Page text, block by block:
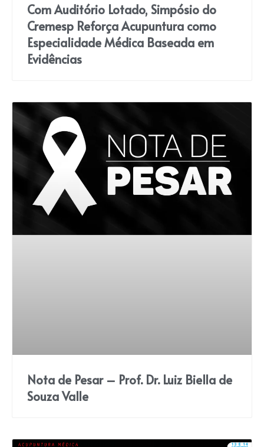
Com Auditório Lotado, Simpósio do
Cremesp Reforça Acupuntura como
Especialidade Médica Baseada em
Evidências
Nota de Pesar – Prof. Dr. Luiz Biella de
Souza Valle